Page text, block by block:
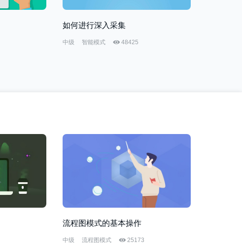
如何进行深入采集
中级 智能模式 48425
流程图模式的基本操作
中级 流程图模式 25173